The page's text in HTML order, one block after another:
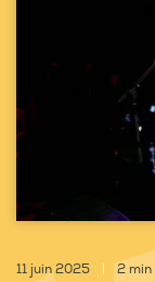
11 juin 2025 2 min